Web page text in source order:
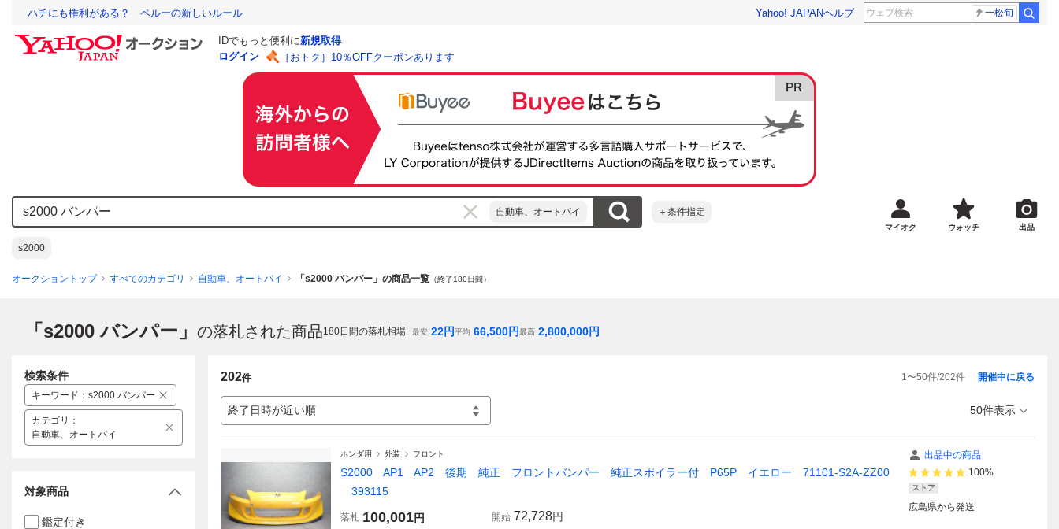
ハチにも権利がある？ ペルーの新しいルール Yahoo! JAPANヘルプ 一松旬
IDでもっと便利に新規取得
ログイン
［おトク］10％OFFクーポンあります
自動車、オートバイ ＋条件指定
s2000
マイオク ウォッチ 出品
オークショントップ すべてのカテゴリ 自動車、オートバイ 「s2000 バンパー」の商品一覧 （終了180日間）
「s2000 バンパー」 の落札された商品180日間の落札相場 最安 22円平均 66,500円最高 2,800,000円
202件 1〜50件/202件
終了日時が近い順
開催中に戻る
50件表示
ホンダ用 外装 フロント
S2000 AP1 AP2 後期 純正 フロントバンパー 純正スポイラー付 P65P イエロー 71101-S2A-ZZ00
393115
落札 100,001円 開始 72,728円
出品中の商品
100%
ストア
広島県から発送
検索条件
キーワード ： s2000 バンパー
カテゴリ ：
自動車、オートバイ
対象商品
鑑定付き